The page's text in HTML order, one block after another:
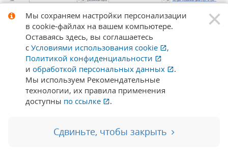
Отчет «Анализ продаж по Чекам
Общепита»
В настройках отчета на вкладке «Показатели» добавлен
показатель «Сумма скидок».
×
Мы сохраняем настройки персонализации
в cookie‑файлах на вашем компьютере.
Оставаясь здесь, вы соглашаетесь
с Условиями использования cookie
,
Политикой конфиденциальности
и обработкой персональных данных
.
Мы используем Рекомендательные
технологии, их правила применения
доступны по ссылке .
Сдвиньте, чтобы закрыть